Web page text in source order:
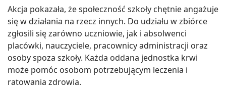
Akcja pokazała, że społeczność szkoły chętnie angażuje
się w działania na rzecz innych. Do udziału w zbiórce
zgłosili się zarówno uczniowie, jak i absolwenci
placówki, nauczyciele, pracownicy administracji oraz
osoby spoza szkoły. Każda oddana jednostka krwi
może pomóc osobom potrzebującym leczenia i
ratowania zdrowia.